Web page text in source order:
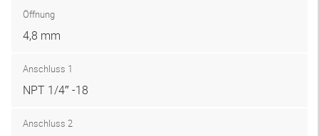
Öffnung
4,8 mm
Anschluss 1
NPT 1/4″ -18
Anschluss 2